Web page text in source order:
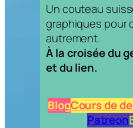
Un couteau
graphiques pour
autrement.
À la croisée du
et du lien.
BlogCours de
Patreon